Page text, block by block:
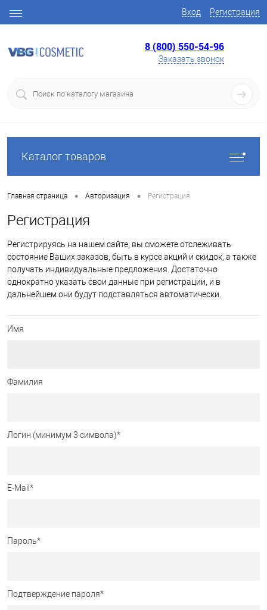
Вход Регистрация
8 (800) 550-54-96
Заказать звонок
Каталог товаров
Главная страница • Авторизация • Регистрация
Регистрация
Регистрируясь на нашем сайте, вы сможете отслеживать
состояние Ваших заказов, быть в курсе акций и скидок, а также
получать индивидуальные предложения. Достаточно
однократно указать свои данные при регистрации, и в
дальнейшем они будут подставляться автоматически.
Имя
Фамилия
Логин (минимум 3 символа)*
E-Mail *
Пароль*
Подтверждение пароля*